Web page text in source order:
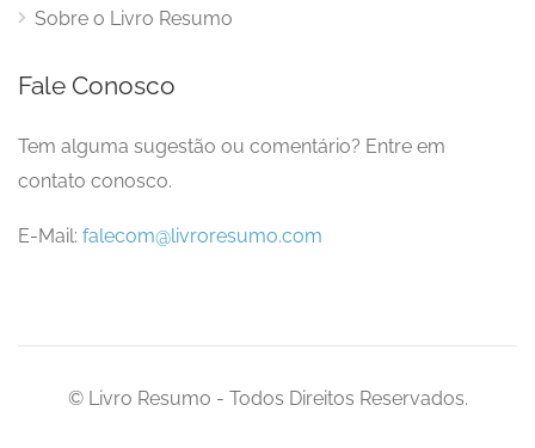
Sobre o Livro Resumo
Fale Conosco
Tem alguma sugestão ou comentário? Entre em
contato conosco.
E-Mail: falecom@livroresumo.com
© Livro Resumo - Todos Direitos Reservados.